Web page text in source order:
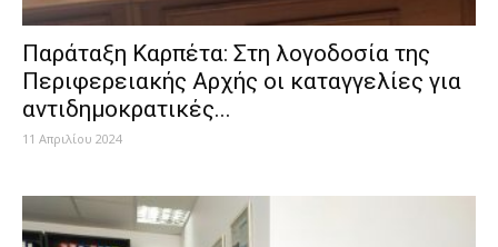
Παράταξη Καρπέτα: Στη λογοδοσία της
Περιφερειακής Αρχής οι καταγγελίες για
αντιδημοκρατικές...
11 Απριλίου 2024